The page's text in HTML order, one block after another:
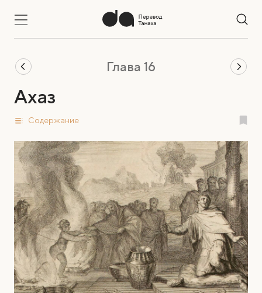
Глава 16
Ахаз
Содержание